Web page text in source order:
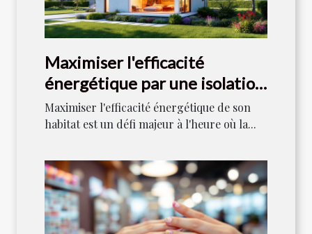
Maximiser l'efficacité
énergétique par une isolation
optimale ?
Maximiser l'efficacité énergétique de son
habitat est un défi majeur à l'heure où la...